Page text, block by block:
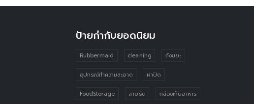
ป้ายกำกับยอดนิยม
Rubbermaid cleaning ถังขยะ
อุปกรณ์ทำความสะอาด ฝาปิด
FoodStorage สายรัด กล่องเก็บอาหาร